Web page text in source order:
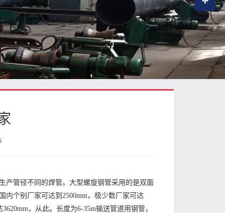
产管径不同的焊管。大型螺旋钢管采用的是双面
内个别厂家可达到2500mm，极少数厂家可达
，从此。长度为6-35m输送管道用钢管，